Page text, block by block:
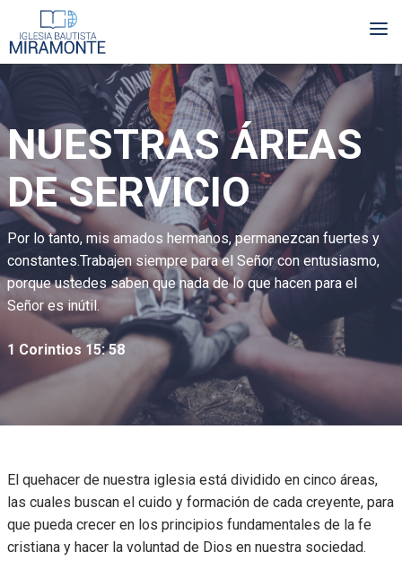
main
content
NUESTRAS ÁREAS
DE SERVICIO
Por lo tanto, mis amados hermanos, permanezcan fuertes y
constantes.Trabajen siempre para el Señor con entusiasmo,
porque ustedes saben que nada de lo que hacen para el
Señor es inútil.
1 Corintios 15: 58
El quehacer de nuestra iglesia está dividido en cinco áreas,
las cuales buscan el cuido y formación de cada creyente, para
que pueda crecer en los principios fundamentales de la fe
cristiana y hacer la voluntad de Dios en nuestra sociedad.